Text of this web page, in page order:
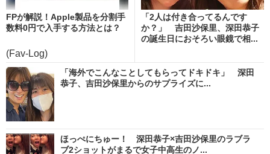
FPが解説！Apple製品を分割手
数料0円で入手する方法とは？
(Fav-Log)
「2人は付き合ってるんです
か？」 吉田沙保里、深田恭子
の誕生日におそろい眼鏡で相...
「海外でこんなことしてもらってドキドキ」 深田
恭子、吉田沙保里からのサプライズに...
ほっぺにちゅー！ 深田恭子×吉田沙保里のラブラ
ブ2ショットがまるで女子中高生のノ...